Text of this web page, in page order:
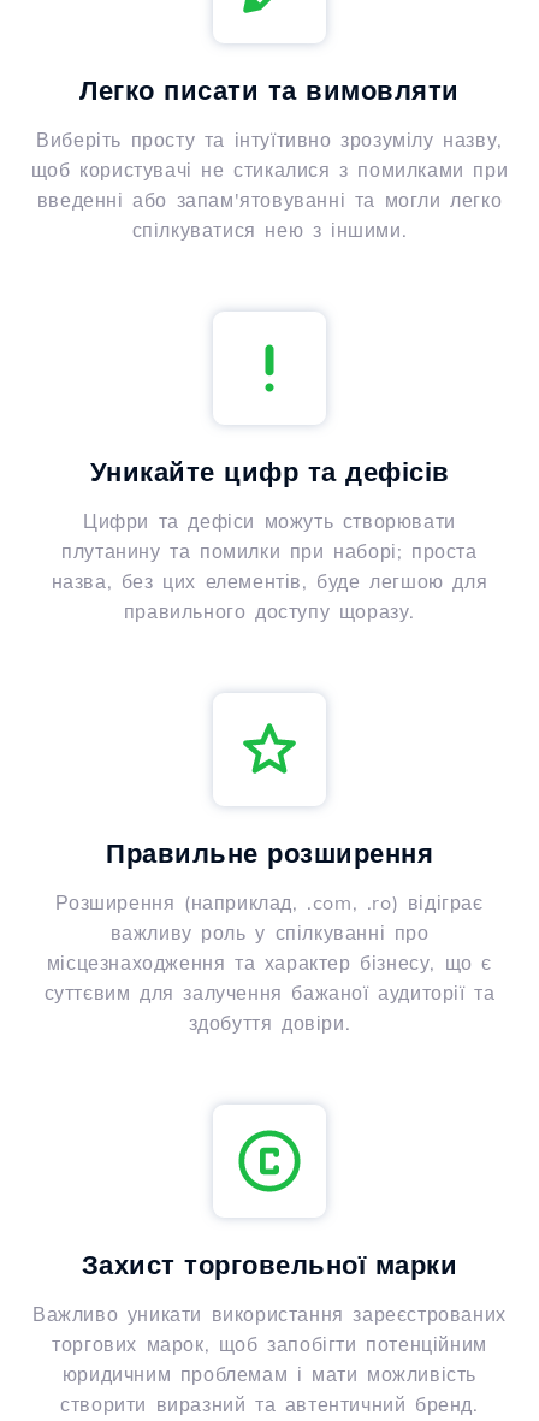
Легко писати та вимовляти
Виберіть просту та інтуїтивно зрозумілу назву,
щоб користувачі не стикалися з помилками при
введенні або запам'ятовуванні та могли легко
спілкуватися нею з іншими.
Уникайте цифр та дефісів
Цифри та дефіси можуть створювати
плутанину та помилки при наборі; проста
назва, без цих елементів, буде легшою для
правильного доступу щоразу.
Правильне розширення
Розширення (наприклад, .com, .ro) відіграє
важливу роль у спілкуванні про
місцезнаходження та характер бізнесу, що є
суттєвим для залучення бажаної аудиторії та
здобуття довіри.
Захист торговельної марки
Важливо уникати використання зареєстрованих
торгових марок, щоб запобігти потенційним
юридичним проблемам і мати можливість
створити виразний та автентичний бренд.